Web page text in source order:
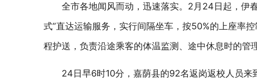
全市各地闻风而动，迅速落实。2月24日起，伊
式”直达运输服务，实行间隔坐车，按50%的上座率
程护送，负责沿途乘客的体温监测、途中休息时的管
24日早6时10分，嘉荫县的92名返岗返校人员